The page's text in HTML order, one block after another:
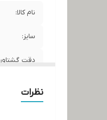
نام کالا:
سایز:
دقت گشتاور
نظرات